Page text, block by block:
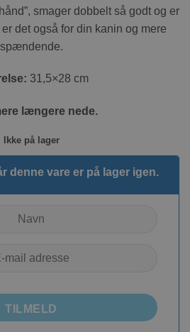
smager dobbelt så godt og er
det også for din kanin og mere
spændende.
31,5×28 cm
længere nede.
Ikke på lager
denne vare er på lager igen.
TILMELD